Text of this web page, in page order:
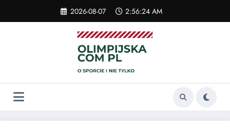
content
2026-08-07 2:56:24 AM